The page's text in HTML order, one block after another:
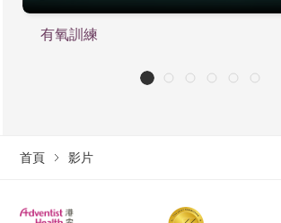
有氧訓練
首頁 影片